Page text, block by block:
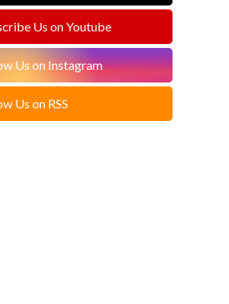
Us on Youtube
Us on Instagram
Us on RSS